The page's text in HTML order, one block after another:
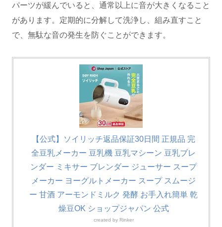
パーツが緩んでいると、通常以上に音が大きくなること
があります。定期的に分解して洗浄し、組み直すこと
で、無駄な音の発生を防ぐことができます。
【公式】ソイリッチ返品保証30日間 正規品 完
全豆乳メーカー 豆乳機 豆乳マシーン 豆乳ブレ
ンダー ミキサー ブレンダー ジューサー スープ
メーカー ヨーグルトメーカー スープ スムージ
ー 甘酒 アーモンドミルク 発酵 お手入れ簡単 乾
燥豆OK ショップジャパン 公式
created by Rinker